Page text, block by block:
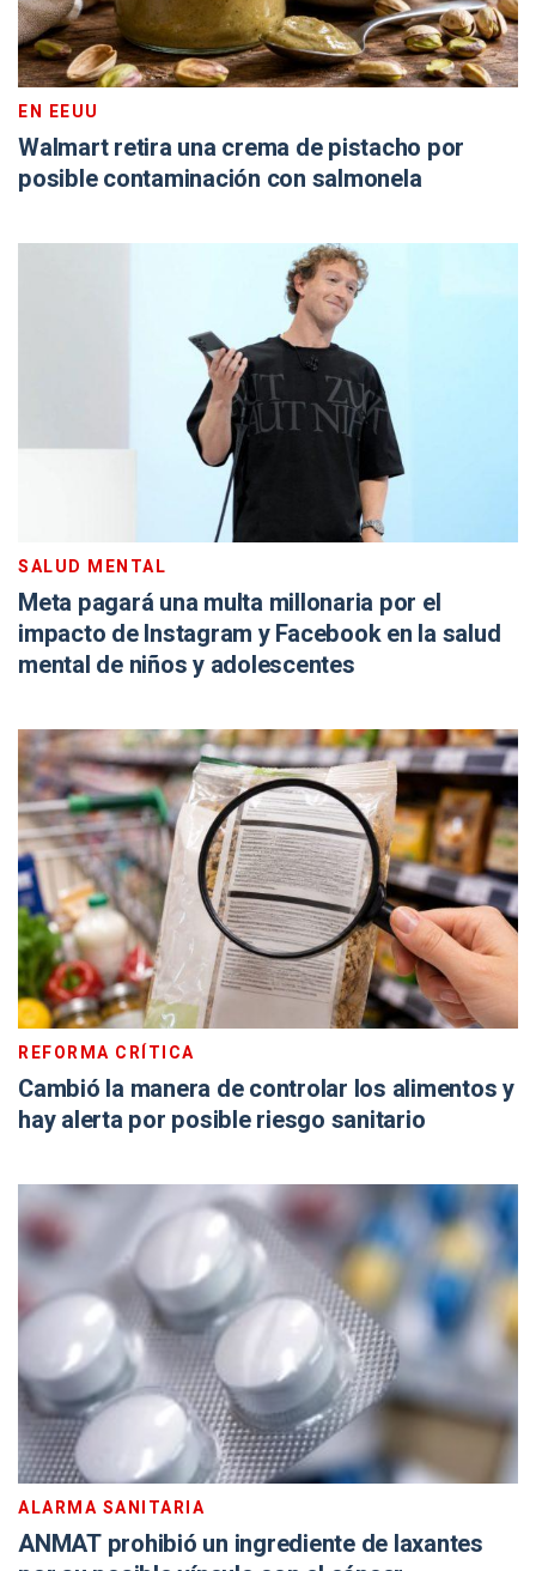
EN EEUU
Walmart retira una crema de pistacho por
posible contaminación con salmonela
SALUD MENTAL
Meta pagará una multa millonaria por el
impacto de Instagram y Facebook en la salud
mental de niños y adolescentes
REFORMA CRÍTICA
Cambió la manera de controlar los alimentos y
hay alerta por posible riesgo sanitario
ALARMA SANITARIA
ANMAT prohibió un ingrediente de laxantes